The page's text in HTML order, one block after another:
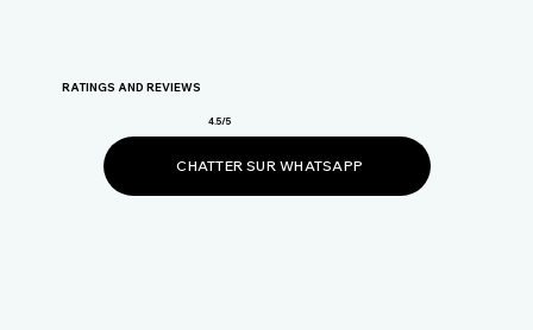
RATINGS AND REVIEWS
4.5/5
CHATTER SUR WHATSAPP